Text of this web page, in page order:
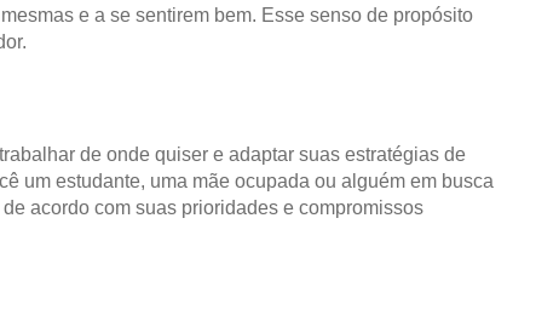
e a se sentirem bem. Esse senso de propósito
de onde quiser e adaptar suas estratégias de
um estudante, uma mãe ocupada ou alguém em busca
acordo com suas prioridades e compromissos